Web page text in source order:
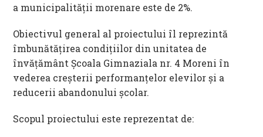
a municipalităţii morenare este de 2%.
Obiectivul general al proiectului îl reprezintă
îmbunătăţirea condiţiilor din unitatea de
învăţământ Şcoala Gimnaziala nr. 4 Moreni în
vederea creşterii performanţelor elevilor şi a
reducerii abandonului şcolar.
Scopul proiectului este reprezentat de: